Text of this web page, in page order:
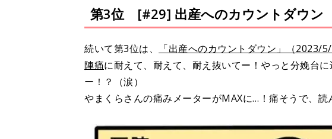
第3位 [#29] 出産へのカウントダウン
続いて第3位は、
「出産へのカウントダウン」（2023/
陣痛に耐えて、耐えて、耐え抜いてー！やっと分娩台
ー！？（涙）
やまくらさんの痛みメーターがMAXに…！痛そうで、